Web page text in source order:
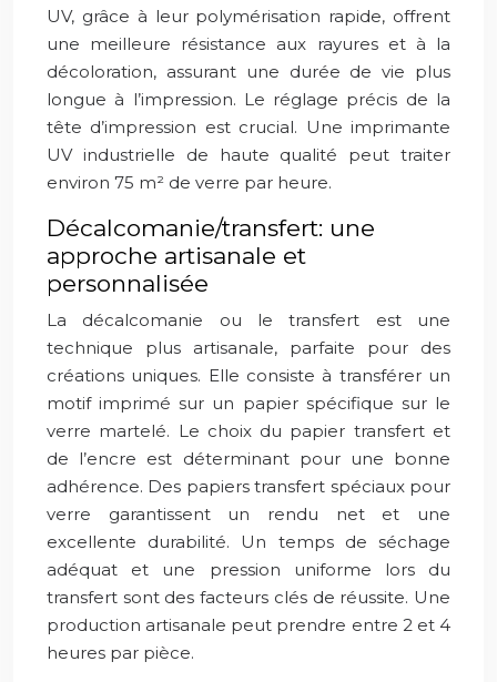
UV, grâce à leur polymérisation rapide, offrent
une meilleure résistance aux rayures et à la
décoloration, assurant une durée de vie plus
longue à l’impression. Le réglage précis de la
tête d’impression est crucial. Une imprimante
UV industrielle de haute qualité peut traiter
environ 75 m² de verre par heure.
Décalcomanie/transfert: une
approche artisanale et
personnalisée
La décalcomanie ou le transfert est une
technique plus artisanale, parfaite pour des
créations uniques. Elle consiste à transférer un
motif imprimé sur un papier spécifique sur le
verre martelé. Le choix du papier transfert et
de l’encre est déterminant pour une bonne
adhérence. Des papiers transfert spéciaux pour
verre garantissent un rendu net et une
excellente durabilité. Un temps de séchage
adéquat et une pression uniforme lors du
transfert sont des facteurs clés de réussite. Une
production artisanale peut prendre entre 2 et 4
heures par pièce.